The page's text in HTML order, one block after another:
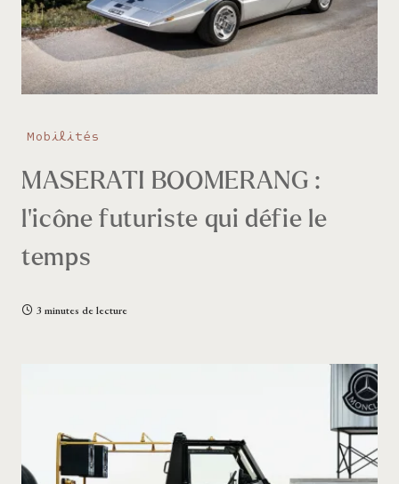
Mobilités
MASERATI BOOMERANG :
l’icône futuriste qui défie le
temps
3 minutes de lecture